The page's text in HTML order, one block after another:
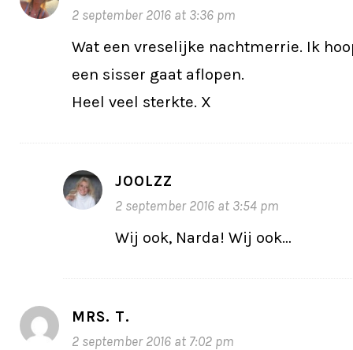
2 september 2016 at 3:36 pm
Wat een vreselijke nachtmerrie. Ik
een sisser gaat aflopen.
Heel veel sterkte. X
JOOLZZ
2 september 2016 at 3:54 pm
Wij ook, Narda! Wij ook…
MRS. T.
2 september 2016 at 7:02 pm